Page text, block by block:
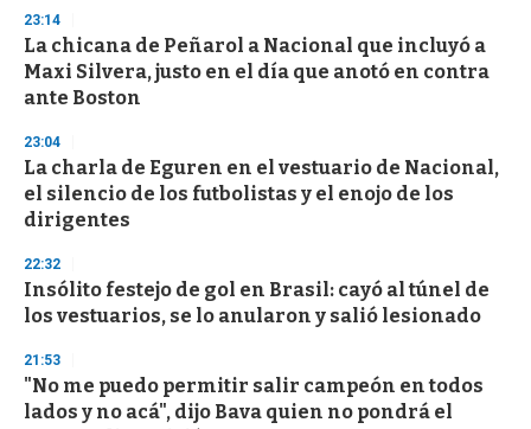
d
s
o
f
3
s
e
c
o
n
23:14
La chicana de Peñarol a Nacional que incluyó a
Maxi Silvera, justo en el día que anotó en contra
ante Boston
23:04
La charla de Eguren en el vestuario de Nacional,
el silencio de los futbolistas y el enojo de los
dirigentes
22:32
Insólito festejo de gol en Brasil: cayó al túnel de
los vestuarios, se lo anularon y salió lesionado
21:53
"No me puedo permitir salir campeón en todos
lados y no acá", dijo Bava quien no pondrá el